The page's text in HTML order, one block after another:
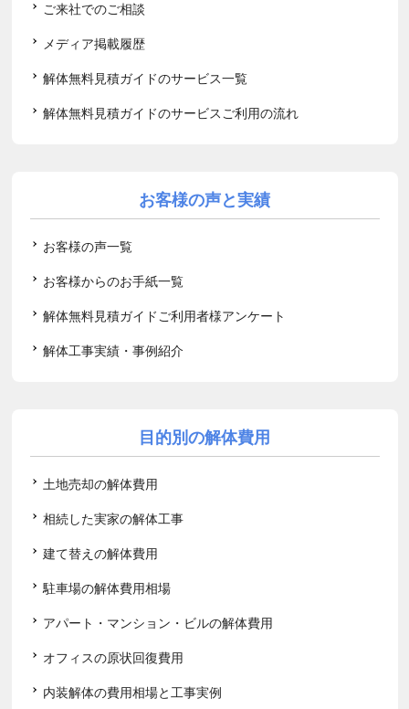
ご来社でのご相談
メディア掲載履歴
解体無料見積ガイドのサービス一覧
解体無料見積ガイドのサービスご利用の流れ
お客様の声と実績
お客様の声一覧
お客様からのお手紙一覧
解体無料見積ガイドご利用者様アンケート
解体工事実績・事例紹介
目的別の解体費用
土地売却の解体費用
相続した実家の解体工事
建て替えの解体費用
駐車場の解体費用相場
アパート・マンション・ビルの解体費用
オフィスの原状回復費用
内装解体の費用相場と工事実例